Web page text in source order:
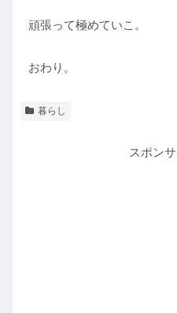
頑張って極めていこ。
おわり。
暮らし
スポン